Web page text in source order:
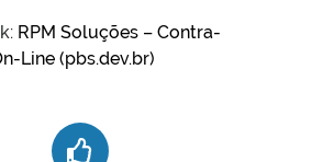
RPM Soluções – Contra-
Line (pbs.dev.br)